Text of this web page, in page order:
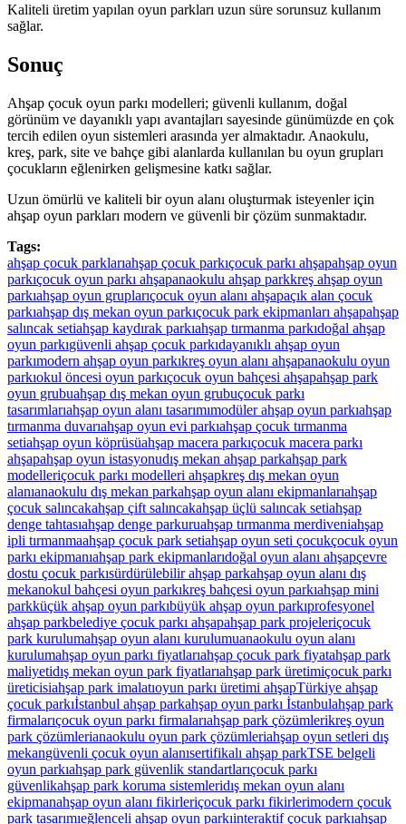
Kaliteli üretim yapılan oyun parkları uzun süre sorunsuz kullanım
sağlar.
Sonuç
Ahşap çocuk oyun parkı modelleri; güvenli kullanım, doğal
görünüm ve dayanıklı yapı avantajları sayesinde günümüzde en çok
tercih edilen oyun sistemleri arasında yer almaktadır. Anaokulu,
kreş, park, site ve bahçe gibi alanlarda kullanılan bu oyun grupları
çocukların eğlenirken gelişmesine katkı sağlar.
Uzun ömürlü ve kaliteli bir oyun alanı oluşturmak isteyenler için
ahşap oyun parkları modern ve güvenli bir çözüm sunmaktadır.
Tags:
ahşap çocuk parklarıahşap çocuk parkıçocuk parkı ahşapahşap oyun
parkıçocuk oyun parkı ahşapanaokulu ahşap parkkreş ahşap oyun
parkıahşap oyun gruplarıçocuk oyun alanı ahşapaçık alan çocuk
parkıahşap dış mekan oyun parkıçocuk park ekipmanları ahşapahşap
salıncak setiahşap kaydırak parkıahşap tırmanma parkıdoğal ahşap
oyun parkıgüvenli ahşap çocuk parkıdayanıklı ahşap oyun
parkımodern ahşap oyun parkıkreş oyun alanı ahşapanaokulu oyun
parkıokul öncesi oyun parkıçocuk oyun bahçesi ahşapahşap park
oyun grubuahşap dış mekan oyun grubuçocuk parkı
tasarımlarıahşap oyun alanı tasarımımodüler ahşap oyun parkıahşap
tırmanma duvarıahşap oyun evi parkıahşap çocuk tırmanma
setiahşap oyun köprüsüahşap macera parkıçocuk macera parkı
ahşapahşap oyun istasyonudış mekan ahşap parkahşap park
modelleriçocuk parkı modelleri ahşapkreş dış mekan oyun
alanıanaokulu dış mekan parkahşap oyun alanı ekipmanlarıahşap
çocuk salıncakahşap çift salıncakahşap üçlü salıncak setiahşap
denge tahtasıahşap denge parkuruahşap tırmanma merdiveniahşap
ipli tırmanmaahşap çocuk park setiahşap oyun seti çocukçocuk oyun
parkı ekipmanıahşap park ekipmanlarıdoğal oyun alanı ahşapçevre
dostu çocuk parkısürdürülebilir ahşap parkahşap oyun alanı dış
mekanokul bahçesi oyun parkıkreş bahçesi oyun parkıahşap mini
parkküçük ahşap oyun parkıbüyük ahşap oyun parkıprofesyonel
ahşap parkbelediye çocuk parkı ahşapahşap park projeleriçocuk
park kurulumahşap oyun alanı kurulumuanaokulu oyun alanı
kurulumahşap oyun parkı fiyatlarıahşap çocuk park fiyatahşap park
maliyetidış mekan oyun park fiyatlarıahşap park üretimiçocuk parkı
üreticisiahşap park imalatıoyun parkı üretimi ahşapTürkiye ahşap
çocuk parkıİstanbul ahşap parkahşap oyun parkı İstanbulahşap park
firmalarıçocuk oyun parkı firmalarıahşap park çözümlerikreş oyun
park çözümlerianaokulu oyun park çözümleriahşap oyun setleri dış
mekangüvenli çocuk oyun alanısertifikalı ahşap parkTSE belgeli
oyun parkıahşap park güvenlik standartlarıçocuk parkı
güvenlikahşap park koruma sistemleridış mekan oyun alanı
ekipmanahşap oyun alanı fikirleriçocuk parkı fikirlerimodern çocuk
park tasarımıeğlenceli ahşap oyun parkıinteraktif çocuk parkıahşap